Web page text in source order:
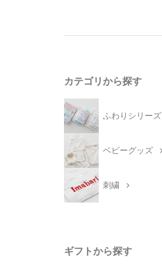
カテゴリから探す
ふわりシリーズ
ベビーグッズ
刺繍
ギフトから探す